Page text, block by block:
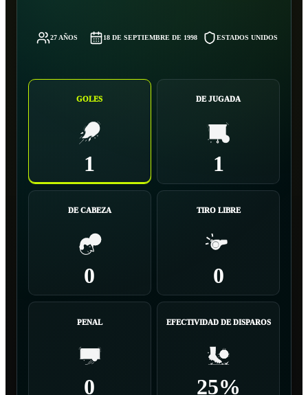
27 AÑOS 18 DE SEPTIEMBRE DE 1998 ESTADOS UNIDOS
GOLES
1
DE JUGADA
1
DE CABEZA
0
TIRO LIBRE
0
PENAL
0
EFECTIVIDAD DE DISPAROS
25%